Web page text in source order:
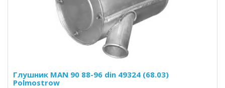
Глушник MAN 90 88-96 din 49324 (68.03)
Polmostrow